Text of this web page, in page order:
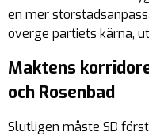
en mer
överge partiets kärna,
Maktens
och Rosenbad
Slutligen måste SD